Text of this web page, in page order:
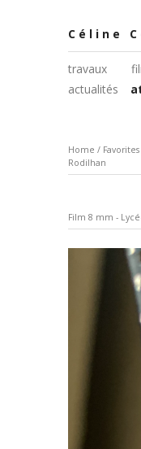
Céline
travaux
actualités
Home / Favorites
Rodilhan
Film 8 mm -